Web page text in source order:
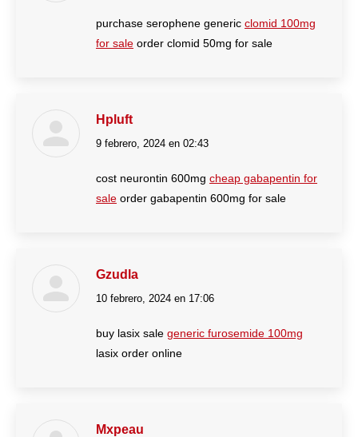
purchase serophene generic clomid 100mg
for sale order clomid 50mg for sale
Hpluft
dice:
9 febrero, 2024 en 02:43
cost neurontin 600mg cheap gabapentin for
sale order gabapentin 600mg for sale
Gzudla
dice:
10 febrero, 2024 en 17:06
buy lasix sale generic furosemide 100mg
lasix order online
Mxpeau